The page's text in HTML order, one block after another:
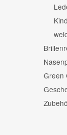
Green